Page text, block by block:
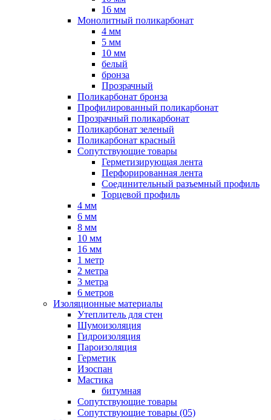
16 мм
Монолитный поликарбонат
4 мм
5 мм
10 мм
белый
бронза
Прозрачный
Поликарбонат бронза
Профилированный поликарбонат
Прозрачный поликарбонат
Поликарбонат зеленый
Поликарбонат красный
Сопутствующие товары
Герметизирующая лента
Перфорированная лента
Соединительный разъемный профиль
Торцевой профиль
4 мм
6 мм
8 мм
10 мм
16 мм
1 метр
2 метра
3 метра
6 метров
Изоляционные материалы
Утеплитель для стен
Шумоизоляция
Гидроизоляция
Пароизоляция
Герметик
Изоспан
Мастика
битумная
Сопутствующие товары
Сопутствующие товары (05)